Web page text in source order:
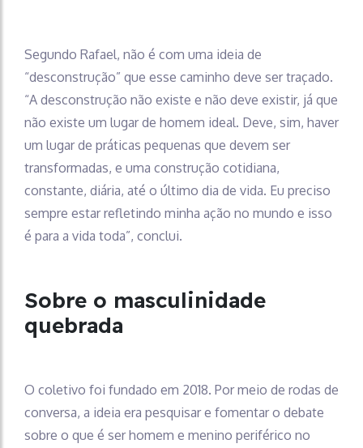
Segundo Rafael, não é com uma ideia de
“desconstrução” que esse caminho deve ser traçado.
“A desconstrução não existe e não deve existir, já que
não existe um lugar de homem ideal. Deve, sim, haver
um lugar de práticas pequenas que devem ser
transformadas, e uma construção cotidiana,
constante, diária, até o último dia de vida. Eu preciso
sempre estar refletindo minha ação no mundo e isso
é para a vida toda”, conclui.
Sobre o masculinidade
quebrada
O coletivo foi fundado em 2018. Por meio de rodas de
conversa, a ideia era pesquisar e fomentar o debate
sobre o que é ser homem e menino periférico no